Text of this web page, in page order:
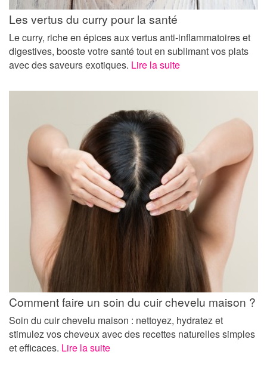
Les vertus du curry pour la santé
Le curry, riche en épices aux vertus anti-inflammatoires et
digestives, booste votre santé tout en sublimant vos plats
avec des saveurs exotiques. Lire la suite
Comment faire un soin du cuir chevelu maison ?
Soin du cuir chevelu maison : nettoyez, hydratez et
stimulez vos cheveux avec des recettes naturelles simples
et efficaces. Lire la suite